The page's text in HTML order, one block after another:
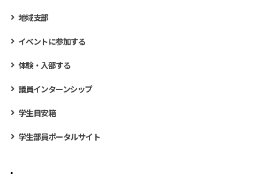
地域支部
イベントに参加する
体験・入部する
議員インターンシップ
学生目安箱
学生部員ポータルサイト